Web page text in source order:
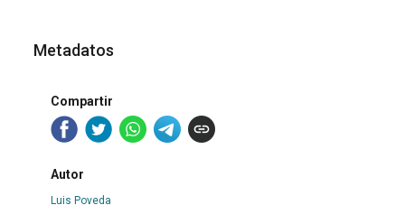
Metadatos
Compartir
Autor
Luis Poveda